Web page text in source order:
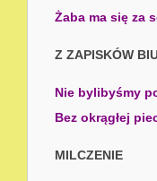
Żaba ma się za
Z ZAPISKÓW
Nie bylibyśmy
Bez okrągłej
MILCZENIE